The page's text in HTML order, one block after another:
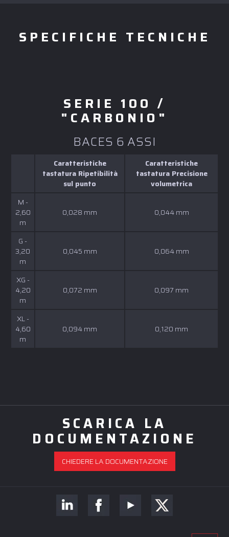
SPECIFICHE TECNICHE
SERIE 100 /
"CARBONIO"
BACES 6 ASSI
Caratteristiche
tastatura Ripetibilità
sul punto
Caratteristiche
tastatura Precisione
volumetrica
M -
2,60
m
0,028 mm 0,044 mm
G -
3,20
m
0,045 mm 0,064 mm
XG -
4,20
m
0,072 mm 0,097 mm
XL -
4,60
m
0,094 mm 0,120 mm
SCARICA LA
DOCUMENTAZIONE
CHIEDERE LA DOCUMENTAZIONE